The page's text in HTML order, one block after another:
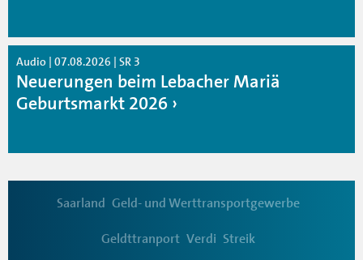
Audio | 07.08.2026 | SR 3
Neuerungen beim Lebacher Mariä
Geburtsmarkt 2026
Saarland Geld- und Werttransportgewerbe
Geldttranport Verdi Streik